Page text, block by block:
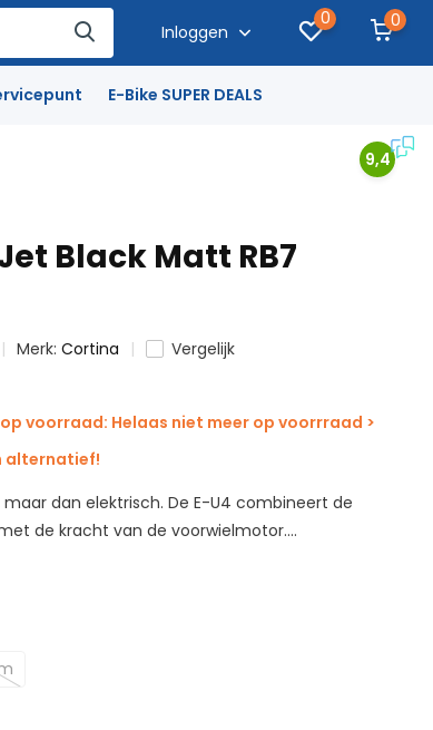
Inloggen
0 0
E-Bike SUPER DEALS
9,4
Black Matt RB7
Merk:Cortina
Vergelijk
voorraad: Helaas niet meer op voorrraad >
alternatief!
dan elektrisch. De E-U4 combineert de
de kracht van de voorwielmotor....